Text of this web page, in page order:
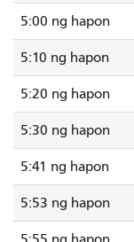
5:00 ng hapon
5:10 ng hapon
5:20 ng hapon
5:30 ng hapon
5:41 ng hapon
5:53 ng hapon